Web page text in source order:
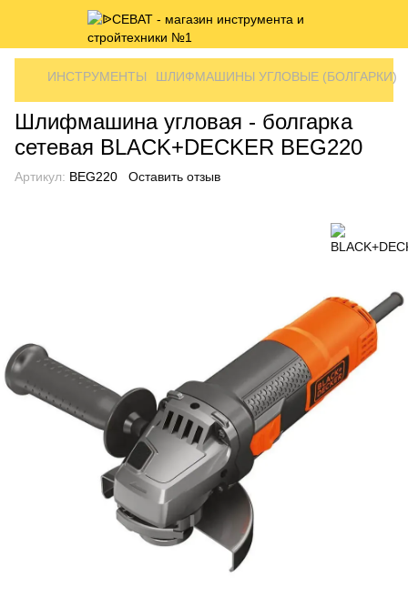
ИНСТРУМЕНТЫ ШЛИФМАШИНЫ УГЛОВЫЕ (БОЛГАРКИ)
Шлифмашина угловая - болгарка
сетевая BLACK+DECKER BEG220
Артикул: BEG220 Оставить отзыв